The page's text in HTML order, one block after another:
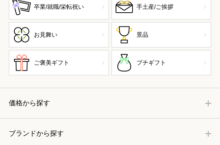
卒業/就職/栄転祝い 手土産/ご挨拶
お見舞い 景品
ご褒美ギフト プチギフト
価格から探す
ブランドから探す